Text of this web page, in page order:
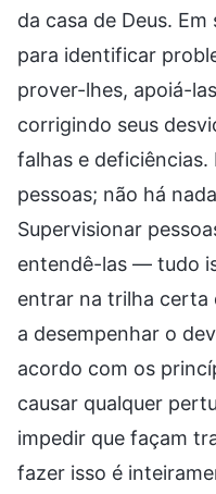
da casa de Deus.
para identificar
prover-lhes, apoiá-
corrigindo seus
falhas e deficiências.
pessoas; não há
Supervisionar
entendê-las — tudo
entrar na trilha certa
a desempenhar o
acordo com os
causar qualquer
impedir que façam
fazer isso é